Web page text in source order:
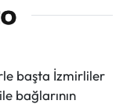
başta İzmirliler
bağlarının